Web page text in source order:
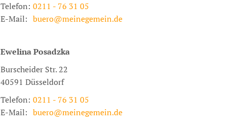
Telefon: 0211 - 76 31 05
E-Mail: buero@meinegemein.de
EwelinaPosadzka
Burscheider Str. 22
40591 Düsseldorf
Telefon: 0211 - 76 31 05
E-Mail: buero@meinegemein.de